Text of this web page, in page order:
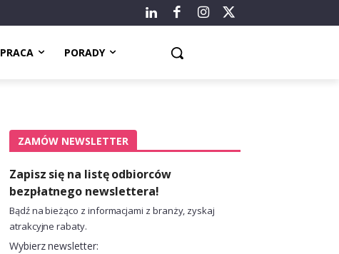
PRACA PORADY
ZAMÓW NEWSLETTER
Zapisz się na listę odbiorców
bezpłatnego newslettera!
Bądź na bieżąco z informacjami z branży, zyskaj
atrakcyjne rabaty.
Wybierz newsletter: